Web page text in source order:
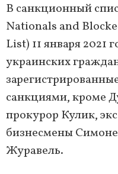
В санкционный
Nationals and
List) 11 января 2021
украинских
санкциями, кроме
прокурор Кулик,
бизнесмены
Журавель.